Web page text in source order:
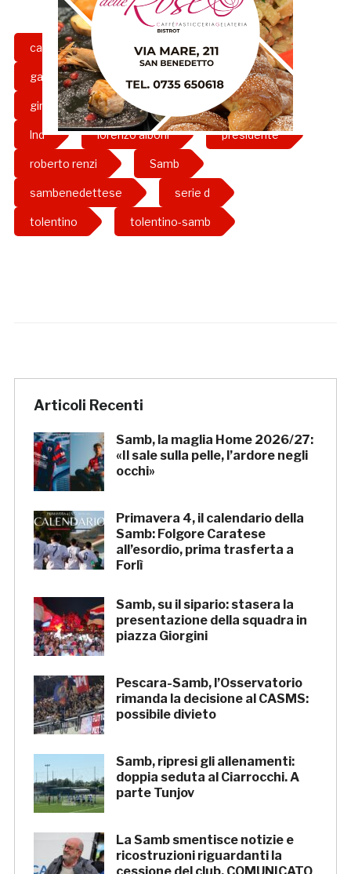
calcio contratto difensore
gazzetta rossoblu ginocchio
girone f grb infortunio
lnd lorenzo alboni presidente
roberto renzi Samb
sambenedettese serie d
tolentino tolentino-samb
Articoli Recenti
Samb, la maglia Home 2026/27:
«Il sale sulla pelle, l’ardore negli
occhi»
Primavera 4, il calendario della
Samb: Folgore Caratese
all’esordio, prima trasferta a
Forlì
Samb, su il sipario: stasera la
presentazione della squadra in
piazza Giorgini
Pescara-Samb, l’Osservatorio
rimanda la decisione al CASMS:
possibile divieto
Samb, ripresi gli allenamenti:
doppia seduta al Ciarrocchi. A
parte Tunjov
La Samb smentisce notizie e
ricostruzioni riguardanti la